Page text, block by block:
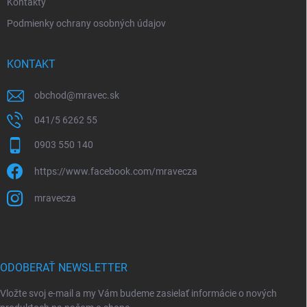
Podmienky ochrany osobných údajov
KONTAKT
obchod@mravec.sk
041/5 6262 55
0903 550 140
https://www.facebook.com/mravecza
mravecza
ODOBERAŤ NEWSLETTER
Vložte svoj e-mail a my Vám budeme zasielať informácie o nových